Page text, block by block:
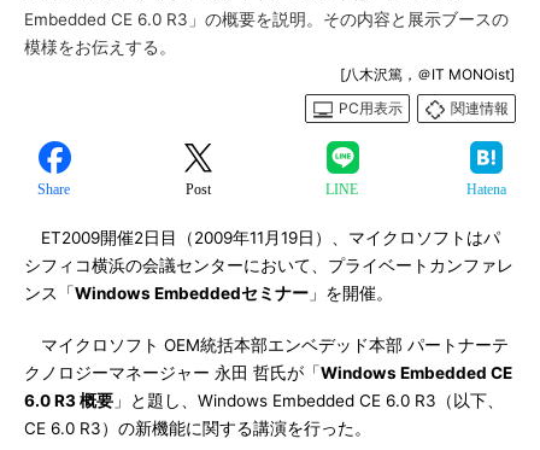
Embedded CE 6.0 R3」の概要を説明。その内容と展示ブースの
模様をお伝えする。
[八木沢篤，＠IT MONOist]
PC用表示
関連情報
Share Post LINE Hatena
ET2009開催2日目（2009年11月19日）、マイクロソフトはパ
シフィコ横浜の会議センターにおいて、プライベートカンファレ
ンス「Windows Embeddedセミナー 」を開催。
マイクロソフト OEM統括本部エンベデッド本部 パートナーテ
クノロジーマネージャー 永田 哲氏が「Windows Embedded CE
6.0 R3 概要 」と題し、Windows Embedded CE 6.0 R3（以下、
CE 6.0 R3）の新機能に関する講演を行った。